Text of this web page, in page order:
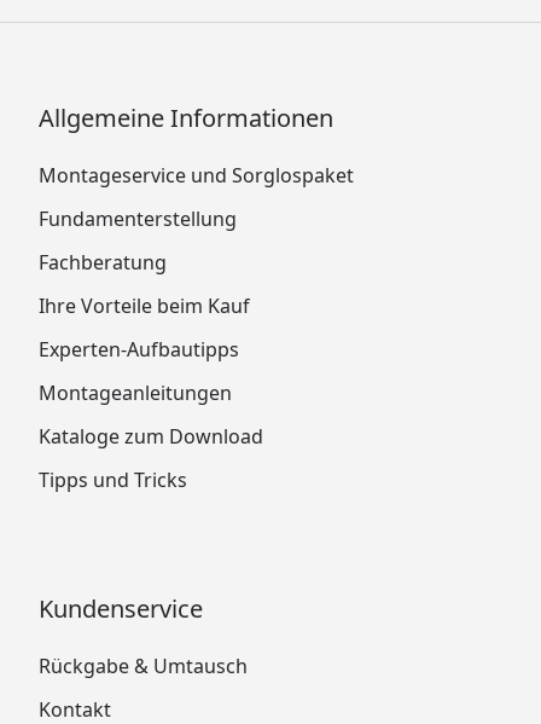
Allgemeine Informationen
Montageservice und Sorglospaket
Fundamenterstellung
Fachberatung
Ihre Vorteile beim Kauf
Experten-Aufbautipps
Montageanleitungen
Kataloge zum Download
Tipps und Tricks
Kundenservice
Rückgabe & Umtausch
Kontakt